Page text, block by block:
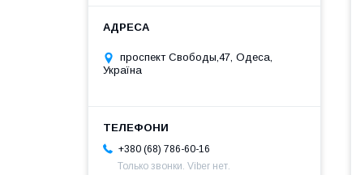
проспект Свободы,47, Одеса,
Україна
+380 (68) 786-60-16
Только звонки. Viber нет.